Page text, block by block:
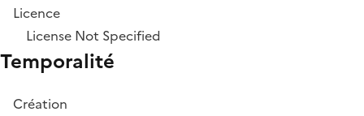
Licence
License Not Specified
Temporalité
Création